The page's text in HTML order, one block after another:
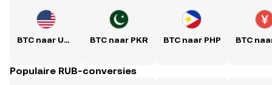
BTC naar USD BTC naar PKR BTC naar PHP
Populaire RUB-conversies